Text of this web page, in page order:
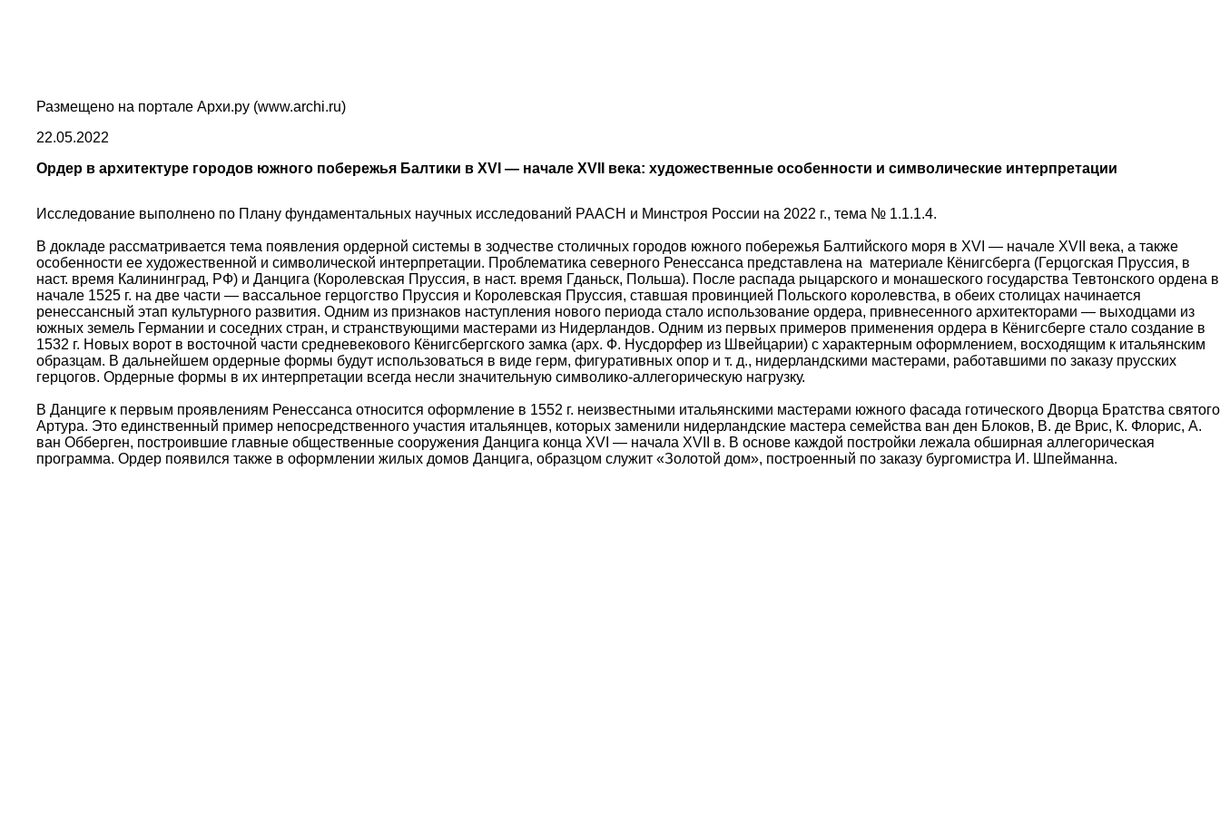
Размещено на портале Архи.ру (www.archi.ru)
22.05.2022
Ордер в архитектуре городов южного побережья Балтики в XVI — начале XVII века: художественные особенности и символические интерпретации
Исследование выполнено по Плану фундаментальных научных исследований РААСН и Минстроя России на 2022 г., тема № 1.1.1.4.
В докладе рассматривается тема появления ордерной системы в зодчестве столичных городов южного побережья Балтийского моря в XVI — начале XVII века, а также
особенности ее художественной и символической интерпретации. Проблематика северного Ренессанса представлена на материале Кёнигсберга (Герцогская Пруссия, в
наст. время Калининград, РФ) и Данцига (Королевская Пруссия, в наст. время Гданьск, Польша). После распада рыцарского и монашеского государства Тевтонского ордена в
начале 1525 г. на две части — вассальное герцогство Пруссия и Королевская Пруссия, ставшая провинцией Польского королевства, в обеих столицах начинается
ренессансный этап культурного развития. Одним из признаков наступления нового периода стало использование ордера, привнесенного архитекторами — выходцами из
южных земель Германии и соседних стран, и странствующими мастерами из Нидерландов. Одним из первых примеров применения ордера в Кёнигсберге стало создание в
1532 г. Новых ворот в восточной части средневекового Кёнигсбергского замка (арх. Ф. Нусдорфер из Швейцарии) с характерным оформлением, восходящим к итальянским
образцам. В дальнейшем ордерные формы будут использоваться в виде герм, фигуративных опор и т. д., нидерландскими мастерами, работавшими по заказу прусских
герцогов. Ордерные формы в их интерпретации всегда несли значительную символико-аллегорическую нагрузку.
В Данциге к первым проявлениям Ренессанса относится оформление в 1552 г. неизвестными итальянскими мастерами южного фасада готического Дворца Братства святого
Артура. Это единственный пример непосредственного участия итальянцев, которых заменили нидерландские мастера семейства ван ден Блоков, В. де Врис, К. Флорис, А.
ван Обберген, построившие главные общественные сооружения Данцига конца XVI — начала XVII в. В основе каждой постройки лежала обширная аллегорическая
программа. Ордер появился также в оформлении жилых домов Данцига, образцом служит «Золотой дом», построенный по заказу бургомистра И. Шпейманна.